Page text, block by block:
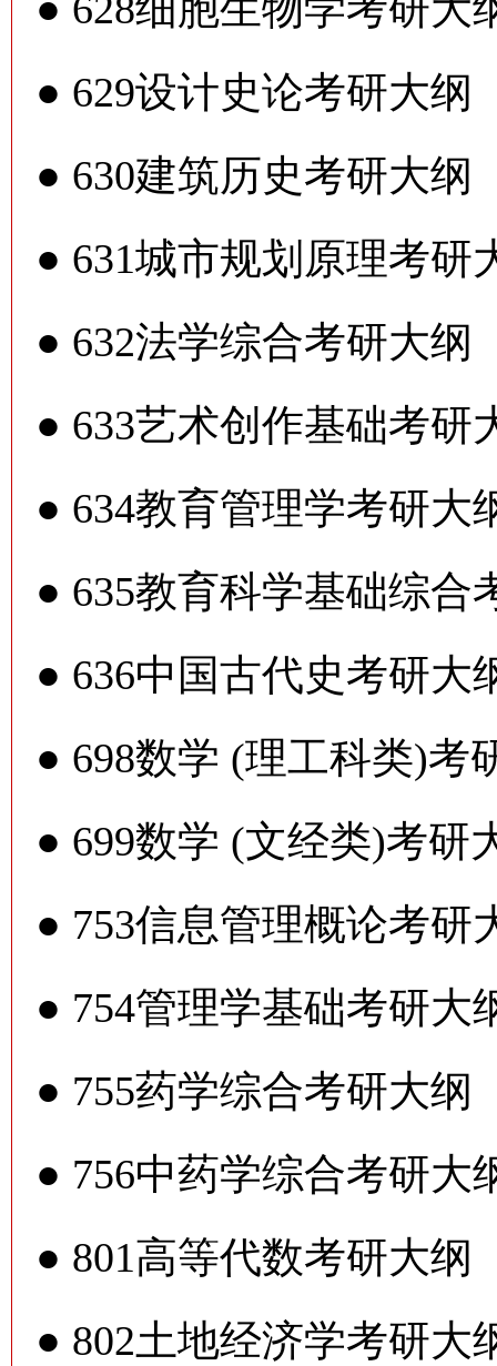
● 628细胞生物学考研大
● 629设计史论考研大纲
● 630建筑历史考研大纲
● 631城市规划原理考研
● 632法学综合考研大纲
● 633艺术创作基础考研
● 634教育管理学考研大
● 635教育科学基础综合
● 636中国古代史考研大
● 698数学 (理工科类)考
● 699数学 (文经类)考研
● 753信息管理概论考研
● 754管理学基础考研大
● 755药学综合考研大纲
● 756中药学综合考研大
● 801高等代数考研大纲
● 802土地经济学考研大